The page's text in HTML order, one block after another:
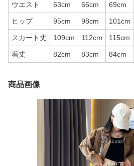
ウエスト 63cm 66cm 69cm
ヒップ 95cm 98cm 101cm
スカート丈 109cm 112cm 115cm
着丈 82cm 83cm 84cm
商品画像